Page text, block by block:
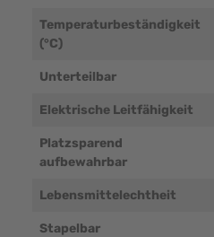
Temperaturbeständigkeit
(°C)
Unterteilbar
Elektrische Leitfähigkeit
Platzsparend
aufbewahrbar
Lebensmittelechtheit
Stapelbar